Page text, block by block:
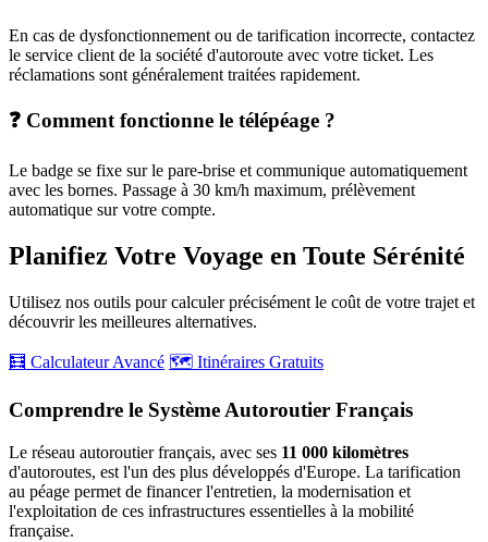
En cas de dysfonctionnement ou de tarification incorrecte, contactez
le service client de la société d'autoroute avec votre ticket. Les
réclamations sont généralement traitées rapidement.
❓ Comment fonctionne le télépéage ?
Le badge se fixe sur le pare-brise et communique automatiquement
avec les bornes. Passage à 30 km/h maximum, prélèvement
automatique sur votre compte.
Planifiez Votre Voyage en Toute Sérénité
Utilisez nos outils pour calculer précisément le coût de votre trajet et
découvrir les meilleures alternatives.
🧮 Calculateur Avancé 🗺️ Itinéraires Gratuits
Comprendre le Système Autoroutier Français
Le réseau autoroutier français, avec ses 11 000 kilomètres
d'autoroutes, est l'un des plus développés d'Europe. La tarification
au péage permet de financer l'entretien, la modernisation et
l'exploitation de ces infrastructures essentielles à la mobilité
française.